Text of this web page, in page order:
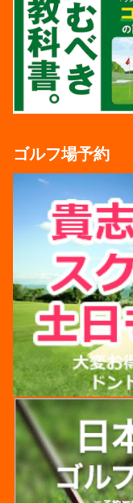
ゴルフ場予約